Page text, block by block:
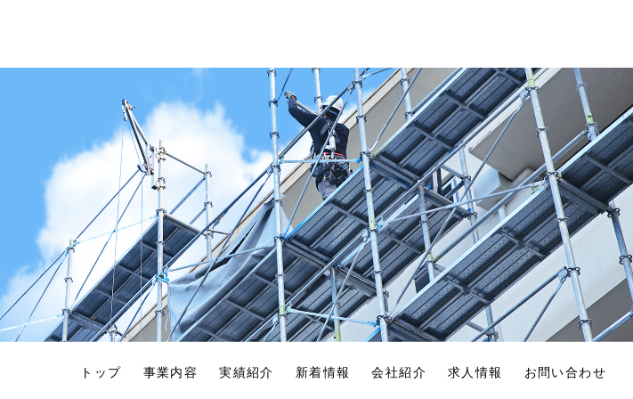
トップ 事業内容 実績紹介 新着情報 会社紹介 求人情報 お問い合わせ